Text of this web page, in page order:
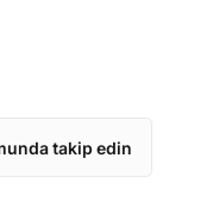
takip edin